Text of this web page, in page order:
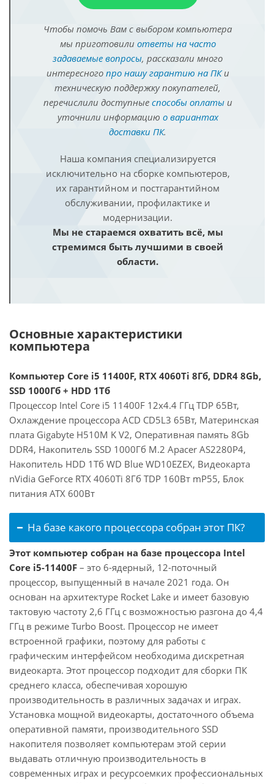
Чтобы помочь Вам с выбором компьютера
мы приготовили ответы на часто
задаваемые вопросы, рассказали много
интересного про нашу гарантию на ПКи
техническую поддержку покупателей,
перечислили доступные способы оплатыи
уточнили информацию о вариантах
доставки ПК.
Наша компания специализируется
исключительно на сборке компьютеров,
их гарантийном и постгарантийном
обслуживании, профилактике и
модернизации.
Мы не стараемся охватить всё, мы
стремимся быть лучшими в своей
области.
Основные характеристики
компьютера
Компьютер Core i5 11400F, RTX 4060Ti 8Гб, DDR4 8Gb,
SSD 1000Гб + HDD 1Тб
Процессор Intel Core i5 11400F 12x4.4 ГГц TDP 65Вт,
Охлаждение процессора ACD CD5L3 65Вт, Материнская
плата Gigabyte H510M K V2, Оперативная память 8Gb
DDR4, Накопитель SSD 1000Гб M.2 Apacer AS2280P4,
Накопитель HDD 1Тб WD Blue WD10EZEX, Видеокарта
nVidia GeForce RTX 4060Ti 8Гб TDP 160Вт mP55, Блок
питания ATX 600Вт
На базе какого процессора собран этот ПК?
Этот компьютер собран на базе процессора Intel
Core i5-11400F – это 6-ядерный, 12-поточный
процессор, выпущенный в начале 2021 года. Он
основан на архитектуре Rocket Lake и имеет базовую
тактовую частоту 2,6 ГГц с возможностью разгона до 4,4
ГГц в режиме Turbo Boost. Процессор не имеет
встроенной графики, поэтому для работы с
графическим интерфейсом необходима дискретная
видеокарта. Этот процессор подходит для сборки ПК
среднего класса, обеспечивая хорошую
производительность в различных задачах и играх.
Установка мощной видеокарты, достаточного объема
оперативной памяти, производительного SSD
накопителя позволяет компьютерам этой серии
выдавать отличную производительность в
современных играх и ресурсоемких профессиональных